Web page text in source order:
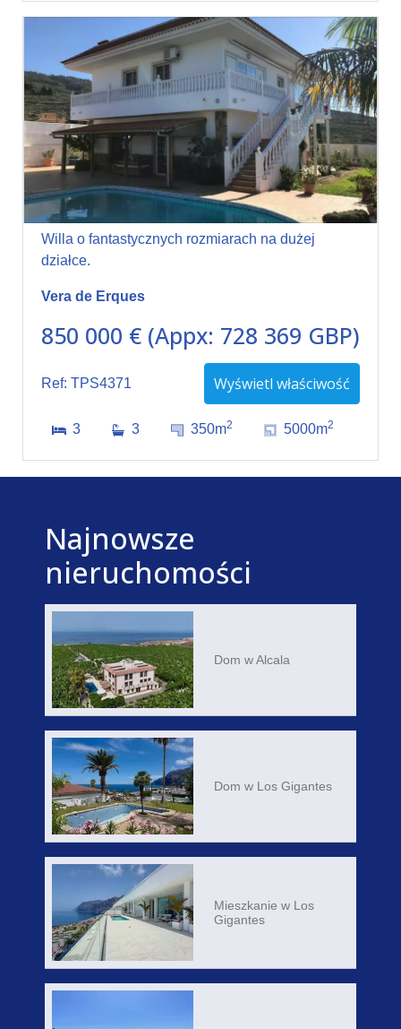
Willa o fantastycznych rozmiarach na dużej
działce.
Vera de Erques
850 000 € (Appx: 728 369 GBP)
Ref: TPS4371 Wyświetl właściwość
3 3 350m2 5000m2
Najnowsze
nieruchomości
Dom w Alcala
Dom w Los Gigantes
Mieszkanie w Los
Gigantes